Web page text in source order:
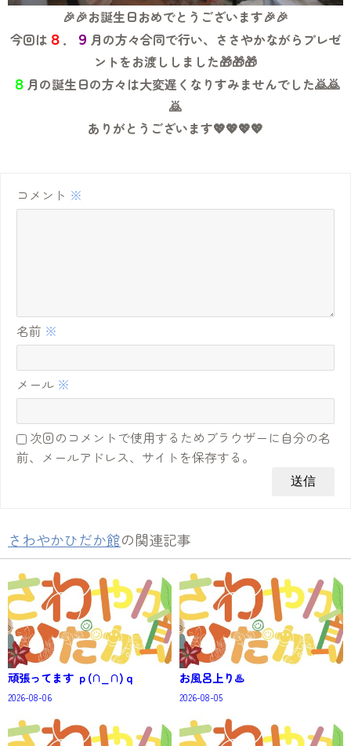
🎉🎉お誕生日おめでとうございます🎉🎉
今回は ８ ． ９ 月の方々合同で行い、ささやかながらプレゼ
ントをお渡ししました🎁🎁🎁
８ 月の誕生日の方々は大変遅くなりすみませんでした🙇🙇
🙇
ありがとうございます💖💖💖💖
コメント ※
名前 ※
メール ※
次回のコメントで使用するためブラウザーに自分の名
前、メールアドレス、サイトを保存する。
さわやかひだか館の関連記事
頑張ってます ｐ(∩_∩)ｑ
2026-08-06
お風呂上り♨️
2026-08-05